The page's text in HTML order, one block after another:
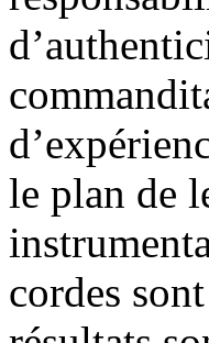
le plan de
cordes